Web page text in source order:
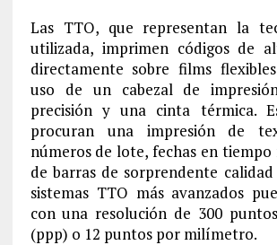
Las TTO, que representan la
utilizada, imprimen códigos de
directamente sobre films
uso de un cabezal de
precisión y una cinta térmica.
procuran una impresión de
números de lote, fechas en tiempo
de barras de sorprendente
sistemas TTO más avanzados
con una resolución de 300
(ppp) o 12 puntos por milímetro.